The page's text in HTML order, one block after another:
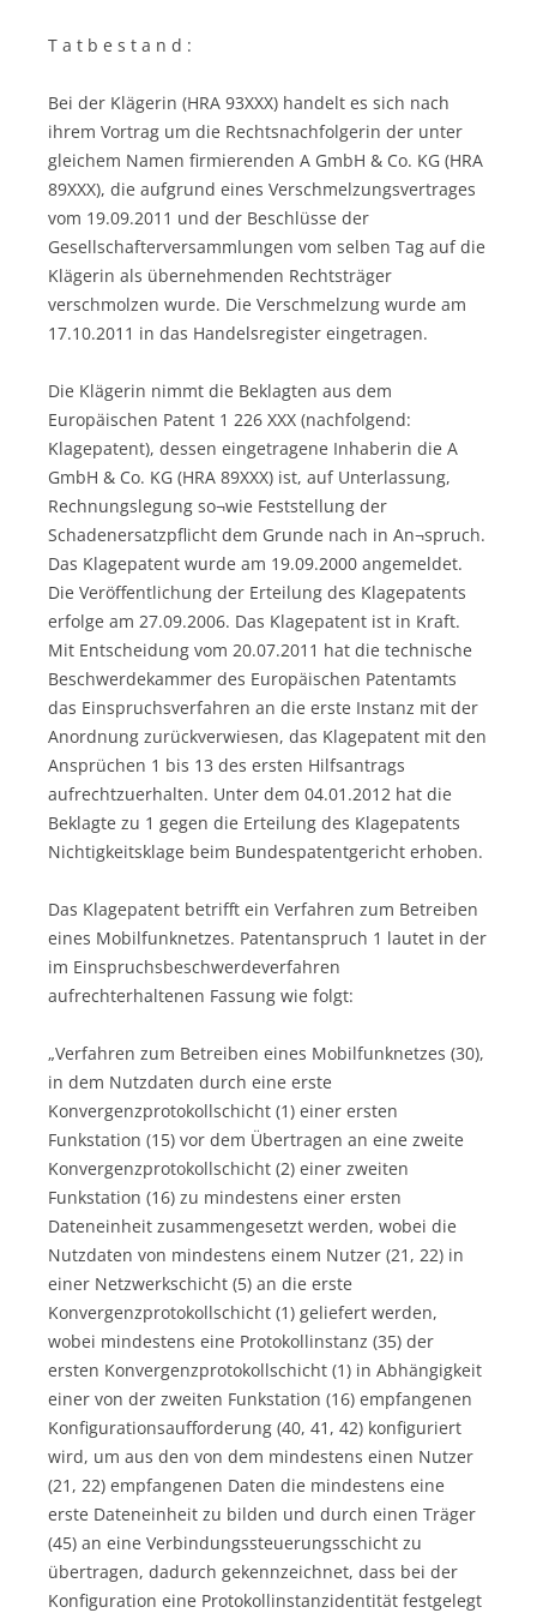
T a t b e s t a n d :
Bei der Klägerin (HRA 93XXX) handelt es sich nach
ihrem Vortrag um die Rechtsnachfolgerin der unter
gleichem Namen firmierenden A GmbH & Co. KG (HRA
89XXX), die aufgrund eines Verschmelzungsvertrages
vom 19.09.2011 und der Beschlüsse der
Gesellschafterversammlungen vom selben Tag auf die
Klägerin als übernehmenden Rechtsträger
verschmolzen wurde. Die Verschmelzung wurde am
17.10.2011 in das Handelsregister eingetragen.
Die Klägerin nimmt die Beklagten aus dem
Europäischen Patent 1 226 XXX (nachfolgend:
Klagepatent), dessen eingetragene Inhaberin die A
GmbH & Co. KG (HRA 89XXX) ist, auf Unterlassung,
Rechnungslegung so¬wie Feststellung der
Schadenersatzpflicht dem Grunde nach in An¬spruch.
Das Klagepatent wurde am 19.09.2000 angemeldet.
Die Veröffentlichung der Erteilung des Klagepatents
erfolge am 27.09.2006. Das Klagepatent ist in Kraft.
Mit Entscheidung vom 20.07.2011 hat die technische
Beschwerdekammer des Europäischen Patentamts
das Einspruchsverfahren an die erste Instanz mit der
Anordnung zurückverwiesen, das Klagepatent mit den
Ansprüchen 1 bis 13 des ersten Hilfsantrags
aufrechtzuerhalten. Unter dem 04.01.2012 hat die
Beklagte zu 1 gegen die Erteilung des Klagepatents
Nichtigkeitsklage beim Bundespatentgericht erhoben.
Das Klagepatent betrifft ein Verfahren zum Betreiben
eines Mobilfunknetzes. Patentanspruch 1 lautet in der
im Einspruchsbeschwerdeverfahren
aufrechterhaltenen Fassung wie folgt:
„Verfahren zum Betreiben eines Mobilfunknetzes (30),
in dem Nutzdaten durch eine erste
Konvergenzprotokollschicht (1) einer ersten
Funkstation (15) vor dem Übertragen an eine zweite
Konvergenzprotokollschicht (2) einer zweiten
Funkstation (16) zu mindestens einer ersten
Dateneinheit zusammengesetzt werden, wobei die
Nutzdaten von mindestens einem Nutzer (21, 22) in
einer Netzwerkschicht (5) an die erste
Konvergenzprotokollschicht (1) geliefert werden,
wobei mindestens eine Protokollinstanz (35) der
ersten Konvergenzprotokollschicht (1) in Abhängigkeit
einer von der zweiten Funkstation (16) empfangenen
Konfigurationsaufforderung (40, 41, 42) konfiguriert
wird, um aus den von dem mindestens einen Nutzer
(21, 22) empfangenen Daten die mindestens eine
erste Dateneinheit zu bilden und durch einen Träger
(45) an eine Verbindungssteuerungsschicht zu
übertragen, dadurch gekennzeichnet, dass bei der
Konfiguration eine Protokollinstanzidentität festgelegt